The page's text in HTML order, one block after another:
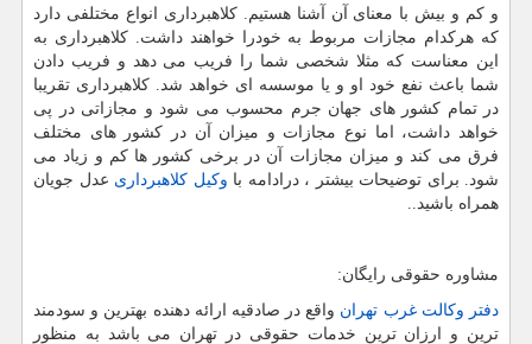
و کم و بیش با معنای آن آشنا هستیم. کلاهبرداری انواع مختلفی دارد
که هرکدام مجازات مربوط به خودرا خواهند داشت. کلاهبرداری به
این معناست که مثلا شخصی شما را فریب می دهد و فریب دادن
شما باعث نفع خود او و یا موسسه ای خواهد شد. کلاهبرداری تقریبا
در تمام کشور های جهان جرم محسوب می شود و مجازاتی در پی
خواهد داشت، اما نوع مجازات و میزان آن در کشور های مختلف
فرق می کند و میزان مجازات آن در برخی کشور ها کم و زیاد می
شود. برای توضیحات بیشتر ، درادامه با وکیل کلاهبرداری عدل جویان
همراه باشید..
مشاوره حقوقی رایگان:
دفتر وکالت غرب تهران واقع در صادقیه ارائه دهنده بهترین و سودمند
ترین و ارزان ترین خدمات حقوقی در تهران می باشد به منظور